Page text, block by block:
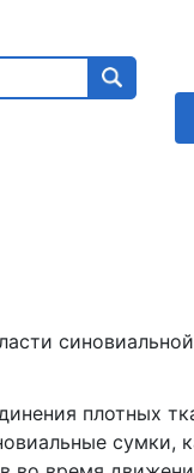
плотных
сумки,